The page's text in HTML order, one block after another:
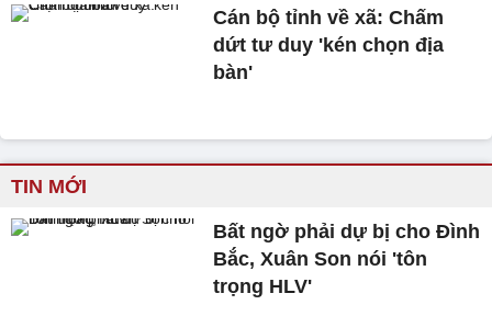
Cán bộ tỉnh về xã: Chấm
dứt tư duy 'kén chọn địa
bàn'
TIN MỚI
Bất ngờ phải dự bị cho Đình
Bắc, Xuân Son nói 'tôn
trọng HLV'